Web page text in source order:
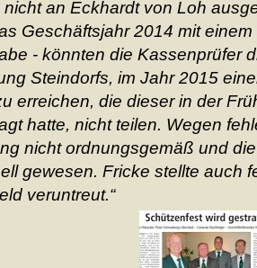
an Eckhardt von Loh
Geschäftsjahr 2014 mit
- könnten die Kassenprüfer
Steindorfs, im Jahr 2015
erreichen, die dieser in der
hatte, nicht teilen. Wegen
nicht ordnungsgemäß und
gewesen. Fricke stellte auch
veruntreut.“